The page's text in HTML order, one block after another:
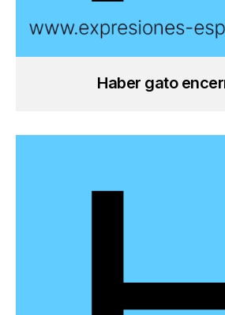
Haber gato